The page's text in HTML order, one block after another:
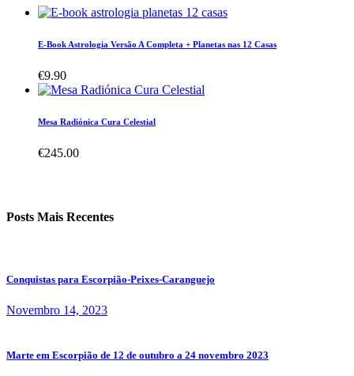
E-Book Astrologia Versão A Completa + Planetas nas 12 Casas
€9.90
Mesa Radiónica Cura Celestial
€245.00
Posts Mais Recentes
Conquistas para Escorpião-Peixes-Caranguejo
Novembro 14, 2023
Marte em Escorpião de 12 de outubro a 24 novembro 2023